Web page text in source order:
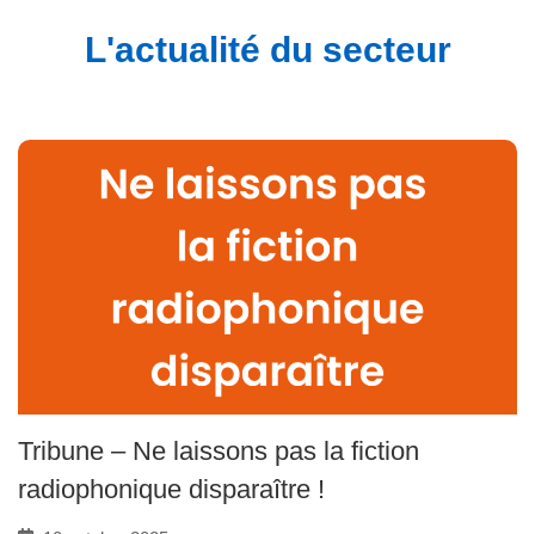
L'actualité du secteur
Tribune – Ne laissons pas la fiction
radiophonique disparaître !